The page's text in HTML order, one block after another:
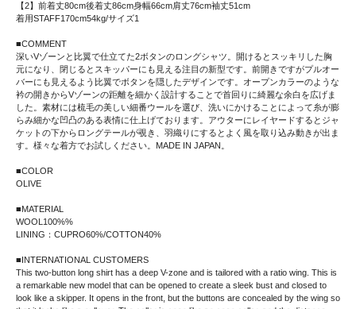
【2】前着丈80cm後着丈86cm身幅66cm肩丈76cm袖丈51cm
着用STAFF170cm54kg/サイズ1
■COMMENT
深いVゾーンと比翼で仕立てた2ボタンのロングシャツ。開けるとスッキリした胸
元になり、閉じるとスキッパーにも見える注目の新型です。前開きですがプルオー
バーにも見えるよう比翼でボタンを隠したデザインです。オープンカラーのような
衿の開きからVゾーンの距離を細かく設計することで首回りに綺麗な余白を広げま
した。素材には梳毛の美しい細番ウールを選び、洗いにかけることによって糸が膨
らみ細かな凹凸のある表情に仕上げております。アウターにレイヤードするとジャ
ケットの下からロングテールが覗き、羽織りにするとよく風を取り込み動きが出ま
す。様々な着方でお試しください。MADE IN JAPAN。
■COLOR
OLIVE
■MATERIAL
WOOL100%%
LINING：CUPRO60%/COTTON40%
■INTERNATIONAL CUSTOMERS
This two-button long shirt has a deep V-zone and is tailored with a ratio wing. This is
a remarkable new model that can be opened to create a sleek bust and closed to
look like a skipper. It opens in the front, but the buttons are concealed by the wing so